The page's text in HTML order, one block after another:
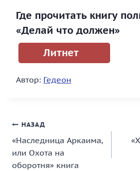
Где прочитать книгу
«Делай что должен»
Литнет
Автор: Гедеон
Навигация
по
записям
НАЗАД
«Наследница Аркаима,
или Охота на
оборотня» книга